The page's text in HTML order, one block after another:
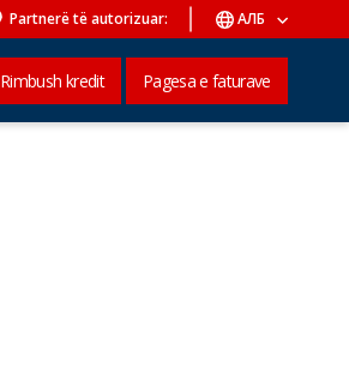
Partnerë të autorizuar: АЛБ
Rimbush kredit Pagesa e faturave